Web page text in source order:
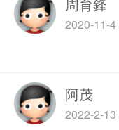
2020-11-4
阿茂
2022-2-13